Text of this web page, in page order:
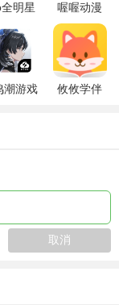
解锁挑战。
明星
物
喔喔动漫
潮游戏 攸攸学伴